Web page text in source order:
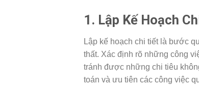
1. Lập Kế Hoạch
Lập kế hoạch chi tiết là bước
thất. Xác định rõ những công
tránh được những chi tiêu
toán và ưu tiên các công việc